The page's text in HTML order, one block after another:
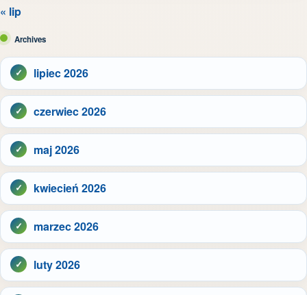
« lip
Archives
lipiec 2026
czerwiec 2026
maj 2026
kwiecień 2026
marzec 2026
luty 2026